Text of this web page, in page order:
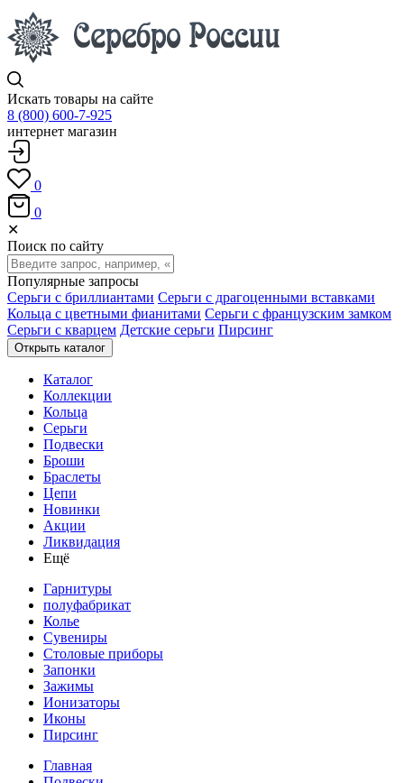
Искать товары на сайте
8 (800) 600-7-925
интернет магазин
0
0
✕
Поиск по сайту
Популярные запросы
Серьги с бриллиантами Серьги с драгоценными вставками
Кольца с цветными фианитами Серьги с французским замком
Серьги с кварцем Детские серьги Пирсинг
Открыть каталог
Каталог
Коллекции
Кольца
Серьги
Подвески
Броши
Браслеты
Цепи
Новинки
Акции
Ликвидация
Ещё
Гарнитуры
полуфабрикат
Колье
Сувениры
Столовые приборы
Запонки
Зажимы
Ионизаторы
Иконы
Пирсинг
Главная